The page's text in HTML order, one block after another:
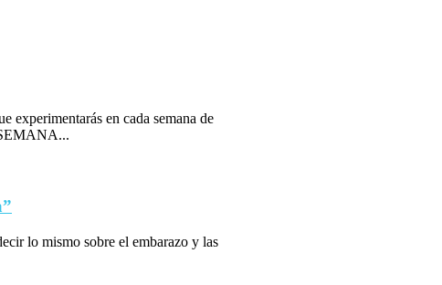
experimentarás en cada semana de
lo mismo sobre el embarazo y las